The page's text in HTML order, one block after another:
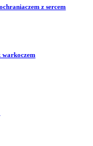
z sercem
warkoczem